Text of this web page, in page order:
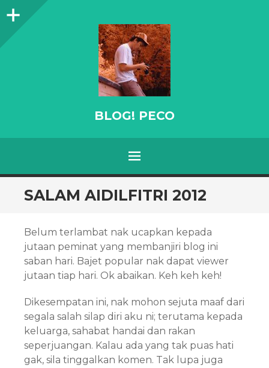
Sidebar
BLOG! PECO
Menu
SKIP
TO
SALAM AIDILFITRI 2012
Belum terlambat nak ucapkan kepada
jutaan peminat yang membanjiri blog ini
saban hari. Bajet popular nak dapat viewer
jutaan tiap hari. Ok abaikan. Keh keh keh!
Dikesempatan ini, nak mohon sejuta maaf dari
segala salah silap diri aku ni; terutama kepada
keluarga, sahabat handai dan rakan
seperjuangan. Kalau ada yang tak puas hati
gak, sila tinggalkan komen. Tak lupa juga